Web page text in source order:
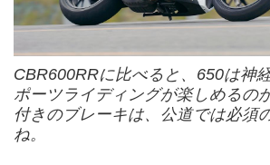
CBR600RRに比べると、650は神
ポーツライディングが楽しめるの
付きのブレーキは、公道では必須
ね。